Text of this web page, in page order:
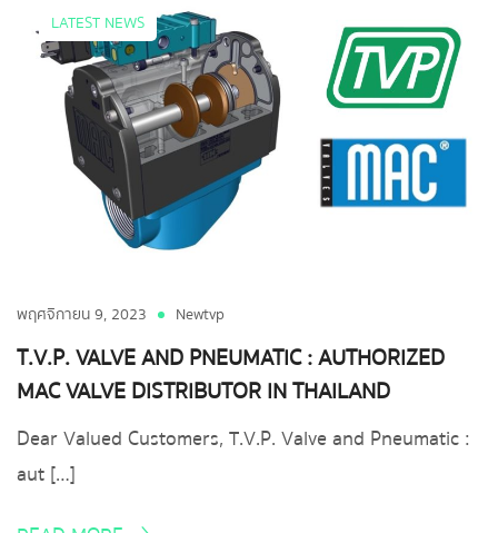
LATEST NEWS
พฤศจิกายน 9, 2023 Newtvp
T.V.P. VALVE AND PNEUMATIC : AUTHORIZED
MAC VALVE DISTRIBUTOR IN THAILAND
Dear Valued Customers, T.V.P. Valve and Pneumatic :
aut […]